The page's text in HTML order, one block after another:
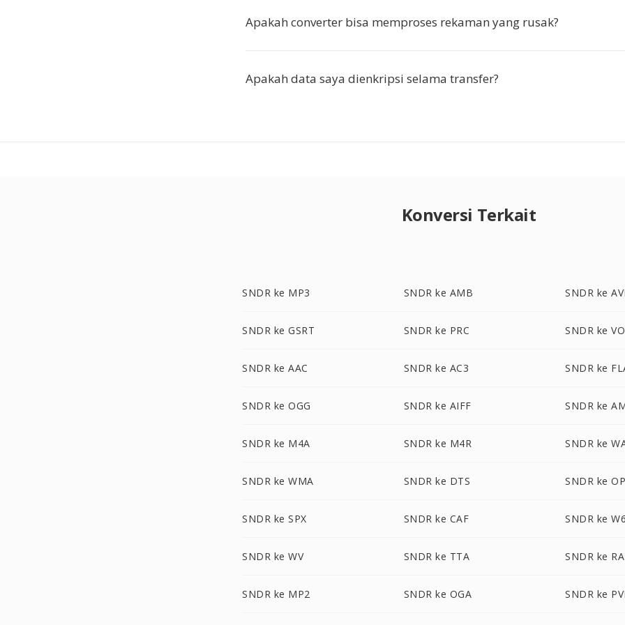
Apakah converter bisa memproses rekaman yang rusak?
Apakah data saya dienkripsi selama transfer?
Konversi Terkait
SNDR ke MP3 SNDR ke AMB SNDR ke
SNDR ke GSRT SNDR ke PRC SNDR ke
SNDR ke AAC SNDR ke AC3 SNDR ke
SNDR ke OGG SNDR ke AIFF SNDR ke
SNDR ke M4A SNDR ke M4R SNDR ke
SNDR ke WMA SNDR ke DTS SNDR ke
SNDR ke SPX SNDR ke CAF SNDR ke
SNDR ke WV SNDR ke TTA SNDR ke RA
SNDR ke MP2 SNDR ke OGA SNDR ke